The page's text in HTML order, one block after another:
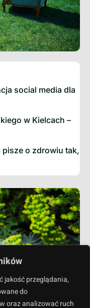
jakość przeglądania,
do
oraz analizować ruch
social media dla
w Kielcach –
o zdrowiu tak,